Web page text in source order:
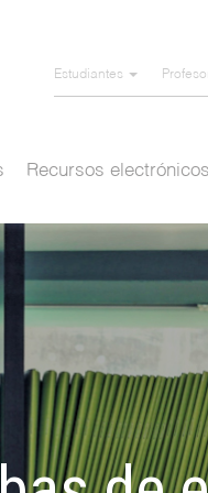
Estudiantes
Recursos electrónicos